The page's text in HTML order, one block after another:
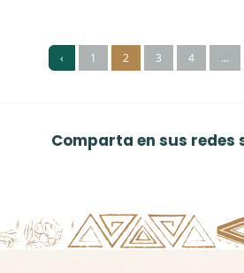
‹ 1 2 3 4 ...
Comparta en sus redes